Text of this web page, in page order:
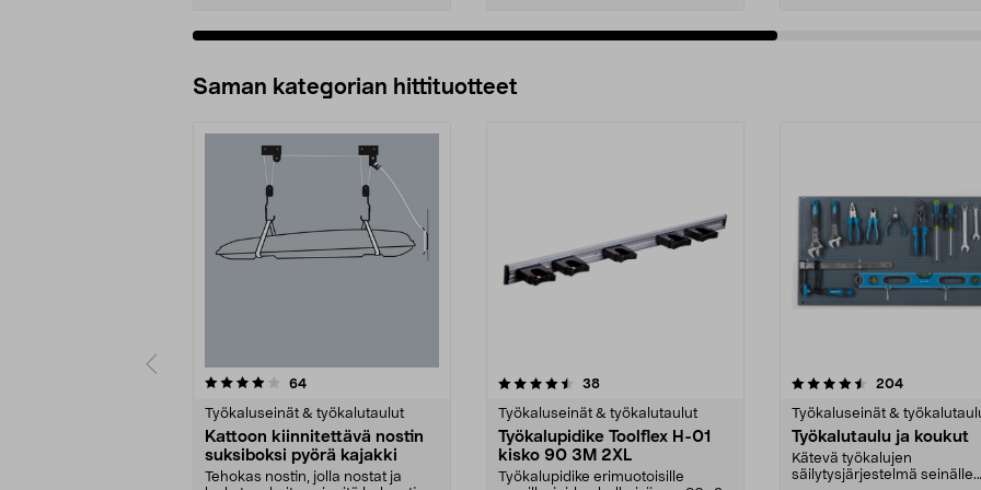
Saman kategorian hittituotteet
64arvostelut
Työkaluseinät & työkalutaulut
Kattoon kiinnitettävä nostin
suksiboksi pyörä kajakki
Tehokas nostin, jolla nostat ja
4.5 viidestä
38arvostelut
Työkaluseinät & työkalutaulut
Työkalupidike Toolflex H-01
kisko 90 3M 2XL
Työkalupidike erimuotoisille
4.5 viidestä
204arvostelut
Työkaluseinät &
Työkalutaulu ja koukut
Kätevä työkalujen
säilytysjärjestelmä seinälle.
4.5 viidestä